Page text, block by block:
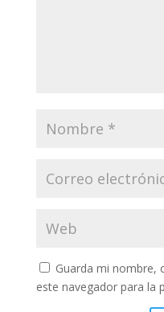
Guarda mi nombre,
este navegador para la